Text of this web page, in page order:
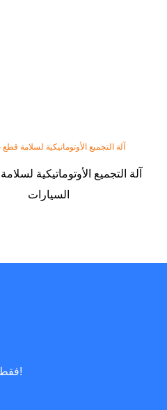
آلة التجميع الأوتوماتيكية
السيارات
فقط اترك بريدك الإلكتروني أو رقم هاتفك في نموذج الاتصال حتى نتمكن من إرسال عرض أسعار مجاني لك لمجموعة واسعة من التصميمات لدينا!